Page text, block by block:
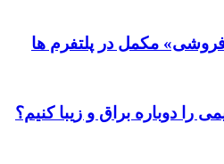
فروشی» مکمل در پلتفرم ها
دوباره براق و زیبا کنیم؟